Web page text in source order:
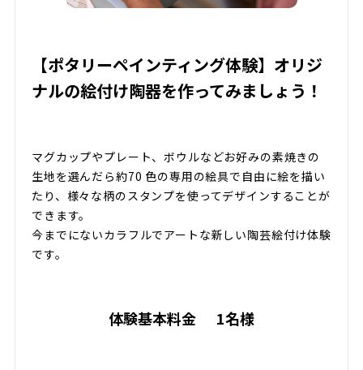
【ポタリーペインティング体験】オリジ
ナルの絵付け陶器を作ってみましょう！
マグカップやプレート、ボウルなどお好みの素焼きの
生地を選んだら約70 色の専用の絵具で自由に絵を描い
たり、様々な柄のスタンプを使ってデザインすることが
できます。
今までにないカラフルでアートな新しい陶芸絵付け体験
です。
体験基本料金 1名様